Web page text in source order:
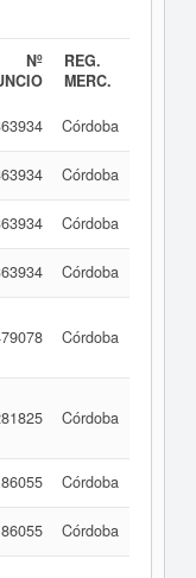
Nº
REG.
MERC.
Córdoba
Córdoba
Córdoba
Córdoba
Córdoba
Córdoba
86055 Córdoba
86055 Córdoba